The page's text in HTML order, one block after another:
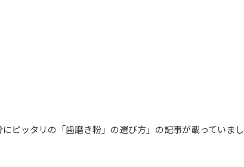
ピッタリの「歯磨き粉」の選び方」の記事が載っていまし